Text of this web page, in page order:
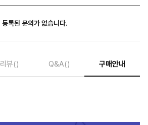
등록된 문의가 없습니다.
리뷰() Q&A() 구매안내